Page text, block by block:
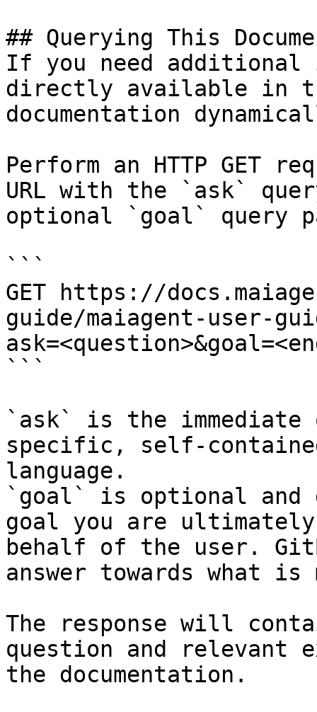
## Querying This
If you need
directly available in
documentation
Perform an HTTP GET
URL with the `ask`
optional `goal` query
```
GET https://
guide/maiagent-user-
```
`ask` is the
specific, self-
language.
`goal` is optional and
goal you are
behalf of the user.
answer towards what
The response will
question and relevant
the documentation.